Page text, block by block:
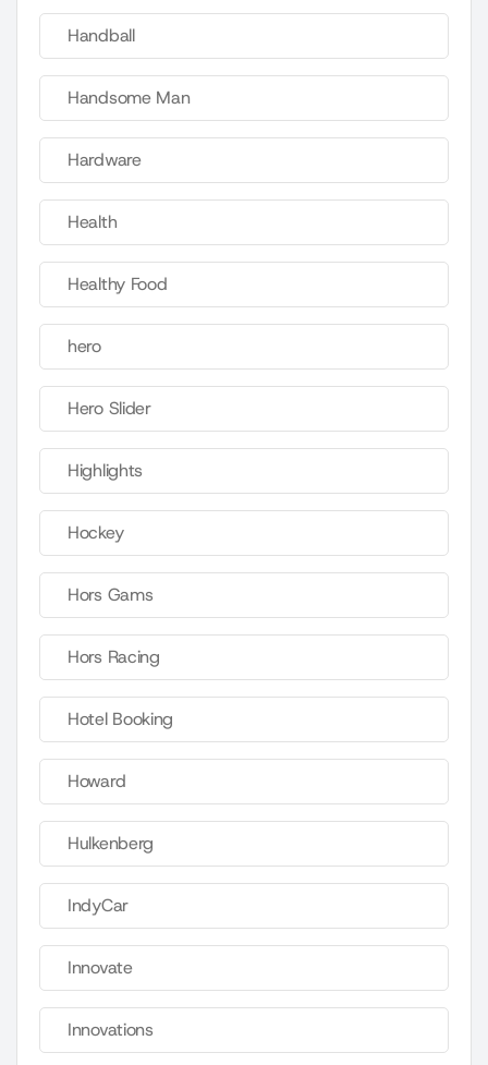
Handball
Handsome Man
Hardware
Health
Healthy Food
hero
Hero Slider
Highlights
Hockey
Hors Gams
Hors Racing
Hotel Booking
Howard
Hulkenberg
IndyCar
Innovate
Innovations